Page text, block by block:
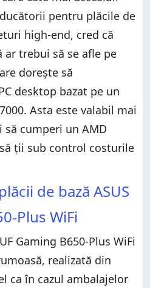
pentru plăcile de
high-end, cred că
ar trebui să se afle pe
dorește să
desktop bazat pe un
Asta este valabil mai
cumperi un AMD
să ții sub control costurile
de bază ASUS
Plus WiFi
Gaming B650-Plus WiFi
realizată din
ca în cazul ambalajelor